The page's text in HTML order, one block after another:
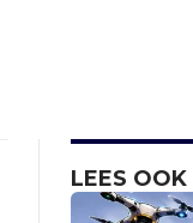
LEES OOK